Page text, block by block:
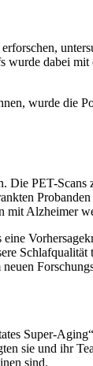
dabei
wurde die
Die PET-
mit Alzheimer
Super-
sie und ihr
sind.